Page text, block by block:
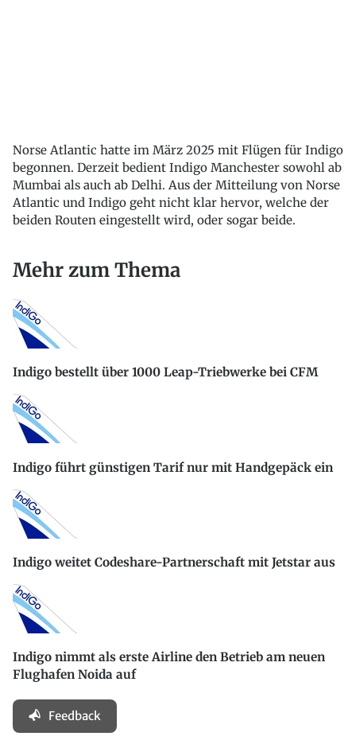
Norse Atlantic hatte im März 2025 mit Flügen für Indigo
begonnen. Derzeit bedient Indigo Manchester sowohl ab
Mumbai als auch ab Delhi. Aus der Mitteilung von Norse
Atlantic und Indigo geht nicht klar hervor, welche der
beiden Routen eingestellt wird, oder sogar beide.
Mehr zum Thema
Indigo bestellt über 1000 Leap-Triebwerke bei CFM
Indigo führt günstigen Tarif nur mit Handgepäck ein
Indigo weitet Codeshare-Partnerschaft mit Jetstar aus
Indigo nimmt als erste Airline den Betrieb am neuen
Flughafen Noida auf
Feedback